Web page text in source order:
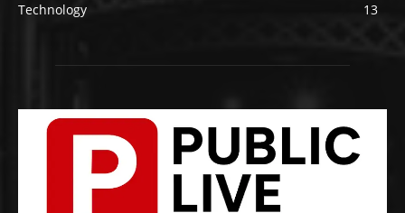
Technology
13